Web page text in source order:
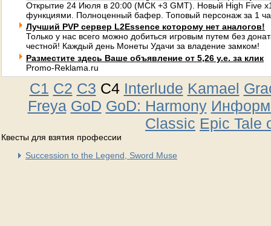
Открытие 24 Июля в 20:00 (МСК +3 GMT). Новый High Five
функциями. Полноценный бафер. Топовый персонаж за 1
Лучший PVP сервер L2Essence которому нет аналогов!
Только у нас всего можно добиться игровым путем без
честной! Каждый день Монеты Удачи за владение замком!
Разместите здесь Ваше объявление от 5,26 у.е. за клик
Promo-Reklama.ru
C1 C2 C3 C4 Interlude Kamael
Freya GoD GoD: Harmony
Classic Epic Tale
Квесты для взятия профессии
Succession to the Legend, Sword Muse